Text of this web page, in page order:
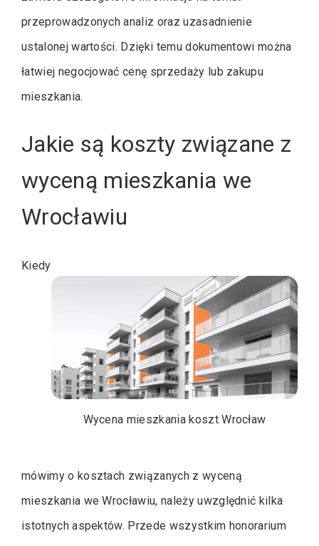
przeprowadzonych analiz oraz uzasadnienie
ustalonej wartości. Dzięki temu dokumentowi można
łatwiej negocjować cenę sprzedaży lub zakupu
mieszkania.
Jakie są koszty związane z
wyceną mieszkania we
Wrocławiu
Wycena mieszkania koszt Wrocław
Kiedy
mówimy o kosztach związanych z wyceną
mieszkania we Wrocławiu, należy uwzględnić kilka
istotnych aspektów. Przede wszystkim honorarium